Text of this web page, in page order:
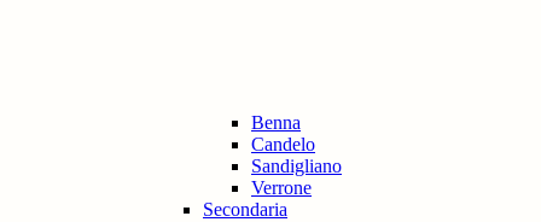
Benna
Candelo
Sandigliano
Verrone
Secondaria